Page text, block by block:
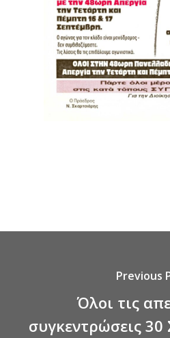
Previous
Όλοι τις
συγκεντρώσεις